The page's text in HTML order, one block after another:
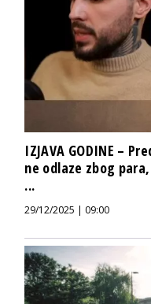
IZJAVA GODINE –
ne odlaze zbog
...
29/12/2025 | 09:00